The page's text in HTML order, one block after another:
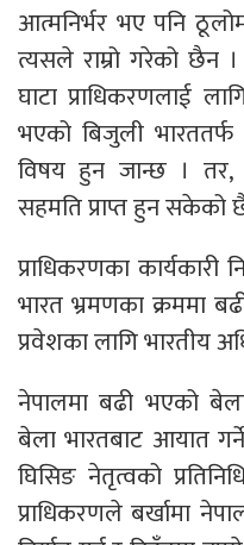
आत्मनिर्भर भए पनि
त्यसले राम्रो गरेको छैन
घाटा प्राधिकरणलाई
भएको बिजुली भारततर्फ
विषय हुन जान्छ । तर,
सहमति प्राप्त हुन सकेको
प्राधिकरणका
भारत भ्रमणका क्रममा
प्रवेशका लागि भारतीय
नेपालमा बढी भएको
बेला भारतबाट आयात
घिसिङ नेतृत्वको
प्राधिकरणले बर्खामा